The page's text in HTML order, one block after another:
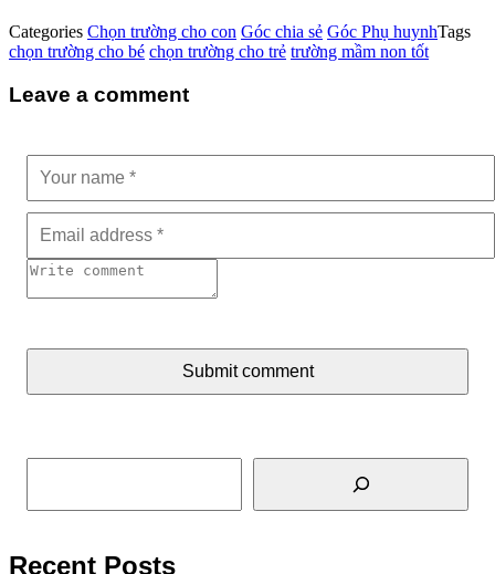
Categories Chọn trường cho con Góc chia sẻ Góc Phụ huynhTags
chọn trường cho bé chọn trường cho trẻ trường mầm non tốt
Leave a comment
Submit comment
Tìm kiếm
Recent Posts